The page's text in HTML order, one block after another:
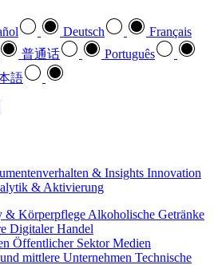
Deutsch
Français
普通话
Português
語
& Insights Innovation
& Aktivierung
& Körperpflege Alkoholische Getränke
Digitaler Handel
Öffentlicher Sektor Medien
mittlere Unternehmen Technische